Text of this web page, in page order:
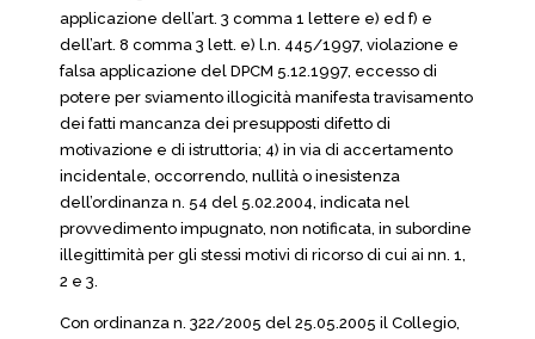
applicazione dell’art. 3 comma 1 lettere e) ed f) e
dell’art. 8 comma 3 lett. e) l.n. 445/1997, violazione e
falsa applicazione del DPCM 5.12.1997, eccesso di
potere per sviamento illogicità manifesta travisamento
dei fatti mancanza dei presupposti difetto di
motivazione e di istruttoria; 4) in via di accertamento
incidentale, occorrendo, nullità o inesistenza
dell’ordinanza n. 54 del 5.02.2004, indicata nel
provvedimento impugnato, non notificata, in subordine
illegittimità per gli stessi motivi di ricorso di cui ai nn. 1,
2 e 3.
Con ordinanza n. 322/2005 del 25.05.2005 il Collegio,